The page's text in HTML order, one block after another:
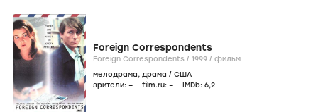
Foreign Correspondents
Foreign Correspondents / 1999 / фильм
мелодрама, драма / США
зрители: – film.ru: – IMDb: 6,2